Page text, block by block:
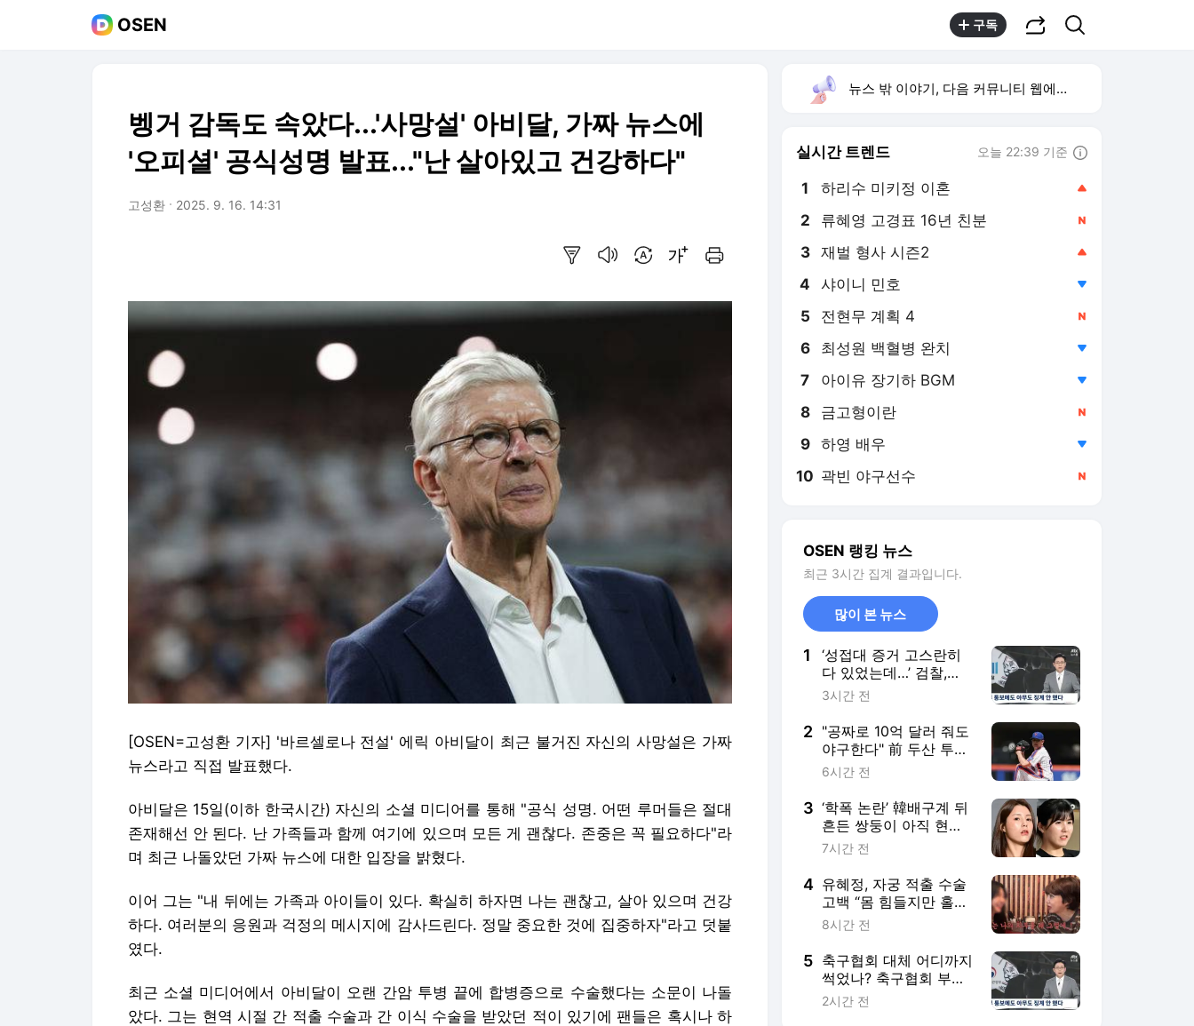
OSEN 구독
벵거 감독도 속았다...'사망설' 아비달, 가짜 뉴스에
'오피셜' 공식성명 발표..."난 살아있고 건강하다"
고성환 2025. 9. 16. 14:31
[OSEN=고성환 기자] '바르셀로나 전설' 에릭 아비달이 최근 불거진 자신의 사망설은 가짜
뉴스라고 직접 발표했다.
아비달은 15일(이하 한국시간) 자신의 소셜 미디어를 통해 "공식 성명. 어떤 루머들은 절대
존재해선 안 된다. 난 가족들과 함께 여기에 있으며 모든 게 괜찮다. 존중은 꼭 필요하다"라
며 최근 나돌았던 가짜 뉴스에 대한 입장을 밝혔다.
이어 그는 "내 뒤에는 가족과 아이들이 있다. 확실히 하자면 나는 괜찮고, 살아 있으며 건강
하다. 여러분의 응원과 걱정의 메시지에 감사드린다. 정말 중요한 것에 집중하자"라고 덧붙
였다.
최근 소셜 미디어에서 아비달이 오랜 간암 투병 끝에 합병증으로 수술했다는 소문이 나돌
았다. 그는 현역 시절 간 적출 수술과 간 이식 수술을 받았던 적이 있기에 팬들은 혹시나 하
뉴스 밖 이야기, 다음 커뮤니티 웹에서 보기
실시간 트렌드 오늘 22:39 기준
1 하리수 미키정 이혼
2 류혜영 고경표 16년 친분
4 샤이니 민호
5 전현무 계획 4
6 최성원 백혈병 완치
7 아이유 장기하 BGM
8 금고형이란
9 하영 배우
10 곽빈 야구선수
OSEN 랭킹 뉴스
최근 3시간 집계 결과입니다.
많이 본 뉴스
1
‘성접대 증거 고스란히
다 있었는데…’ 검찰,
2011년 축구협회 성접
의 처분
3시간 전
2 "공짜로 10억 달러 줘도
야구한다" 前 두산 투수
미친 열정, 한국 떠나 독
데…이래서 ML 복귀했
구나
6시간 전
3 ‘학폭 논란’ 韓배구계 뒤
흔든 쌍둥이 아직 현역
이다! 나란히 아제르바
밥 확정
7시간 전
4 유혜정, 자궁 적출 수술
고백 “몸 힘들지만 홀가
분해”(혜정규원)
8시간 전
5 축구협회 대체 어디까지
썩었나? 축구협회 부회
장이 직접 '심판 마사지'
2시간 전